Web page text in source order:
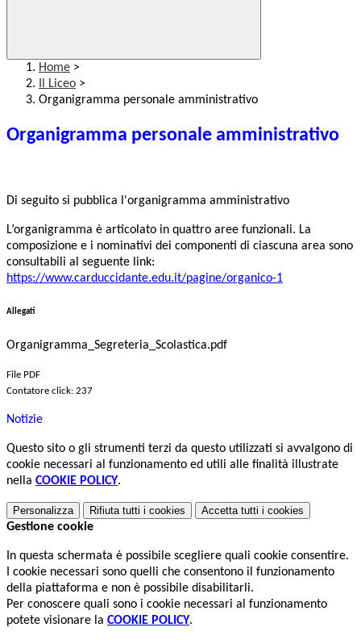
Home >
Il Liceo >
Organigramma personale amministrativo
Organigramma personale amministrativo
Di seguito si pubblica l'organigramma amministrativo
L’organigramma è articolato in quattro aree funzionali. La
composizione e i nominativi dei componenti di ciascuna area sono
consultabili al seguente link:
https://www.carduccidante.edu.it/pagine/organico-1
Allegati
Organigramma_Segreteria_Scolastica.pdf
File PDF
Contatore click: 237
Notizie
Questo sito o gli strumenti terzi da questo utilizzati si avvalgono di
cookie necessari al funzionamento ed utili alle finalità illustrate
nella COOKIE POLICY.
Personalizza Rifiuta tutti i cookies Accetta tutti i cookies
Gestione cookie
In questa schermata è possibile scegliere quali cookie consentire.
I cookie necessari sono quelli che consentono il funzionamento
della piattaforma e non è possibile disabilitarli.
Per conoscere quali sono i cookie necessari al funzionamento
potete visionare la COOKIE POLICY.